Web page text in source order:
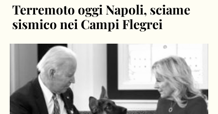
Terremoto oggi Napoli, sciame
sismico nei Campi Flegrei